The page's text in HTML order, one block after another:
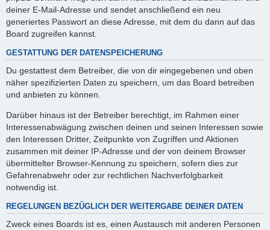
deiner E-Mail-Adresse und sendet anschließend ein neu
generiertes Passwort an diese Adresse, mit dem du dann auf das
Board zugreifen kannst.
GESTATTUNG DER DATENSPEICHERUNG
Du gestattest dem Betreiber, die von dir eingegebenen und oben
näher spezifizierten Daten zu speichern, um das Board betreiben
und anbieten zu können.
Darüber hinaus ist der Betreiber berechtigt, im Rahmen einer
Interessenabwägung zwischen deinen und seinen Interessen sowie
den Interessen Dritter, Zeitpunkte von Zugriffen und Aktionen
zusammen mit deiner IP-Adresse und der von deinem Browser
übermittelter Browser-Kennung zu speichern, sofern dies zur
Gefahrenabwehr oder zur rechtlichen Nachverfolgbarkeit
notwendig ist.
REGELUNGEN BEZÜGLICH DER WEITERGABE DEINER DATEN
Zweck eines Boards ist es, einen Austausch mit anderen Personen